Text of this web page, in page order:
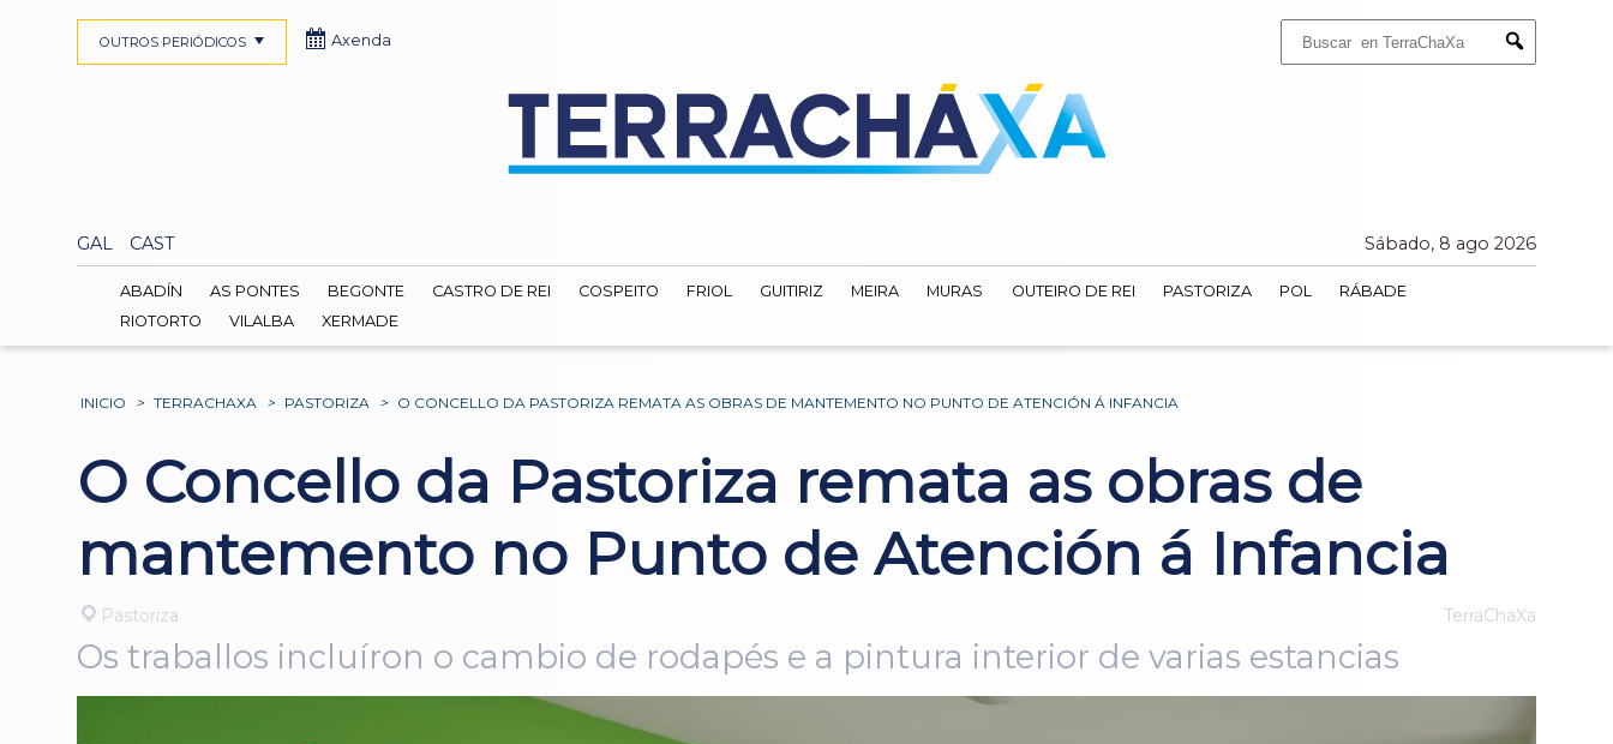
Submit
GAL CAST Sábado, 8 ago 2026
OUTROS PERIÓDICOS Axenda
ABADÍN AS PONTES BEGONTE CASTRO DE REI COSPEITO FRIOL GUITIRIZ MEIRA MURAS OUTEIRO DE REI PASTORIZA POL
RÁBADE
RIOTORTO
VILALBA XERMADE
INICIO > TERRACHAXA > PASTORIZA > O CONCELLO DA PASTORIZA REMATA AS OBRAS DE MANTEMENTO NO PUNTO DE ATENCIÓN Á INFANCIA
O Concello da Pastoriza remata as obras de
mantemento no Punto de Atención á Infancia
Pastoriza TerraChaXa
Os traballos incluíron o cambio de rodapés e a pintura interior de varias estancias